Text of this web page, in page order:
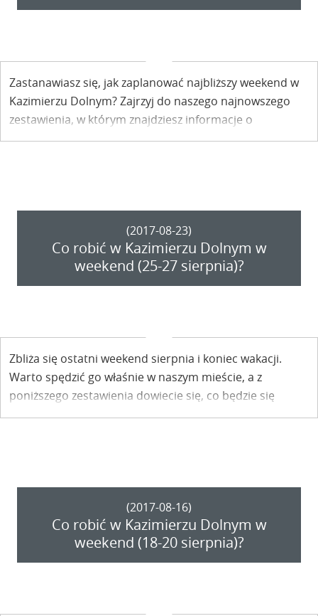
Zastanawiasz się, jak zaplanować najbliższy weekend w
Kazimierzu Dolnym? Zajrzyj do naszego najnowszego
zestawienia, w którym znajdziesz informacje o
nadchodzących imprezach oraz innych wydarzeniach.
(2017-08-23)
Co robić w Kazimierzu Dolnym w
weekend (25-27 sierpnia)?
Zbliża się ostatni weekend sierpnia i koniec wakacji.
Warto spędzić go właśnie w naszym mieście, a z
poniższego zestawienia dowiecie się, co będzie się
wtedy działo w Kazimierzu.
(2017-08-16)
Co robić w Kazimierzu Dolnym w
weekend (18-20 sierpnia)?